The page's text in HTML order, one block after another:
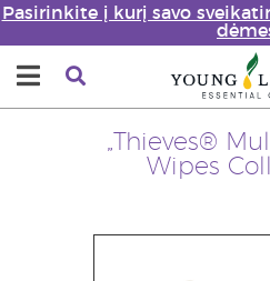
Pasirinkite į kurį savo
„Thieves®
Wipes